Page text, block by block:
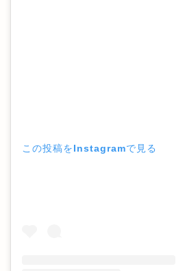
この投稿をInstagramで見る